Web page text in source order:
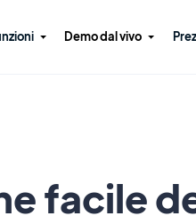
Demo dal vivo
facile